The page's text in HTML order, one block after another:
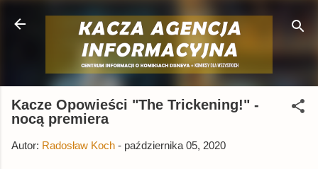
Przejdź do głównej zawartości
Kacze Opowieści "The Trickening!" -
nocą premiera
Autor: Radosław Koch - października 05, 2020